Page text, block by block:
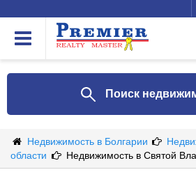
Поиск
Недвижимость в Болгарии
области
Недвижимость в Святой